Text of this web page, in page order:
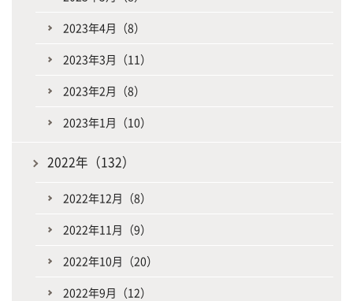
2023年4月（8）
2023年3月（11）
2023年2月（8）
2023年1月（10）
2022年（132）
2022年12月（8）
2022年11月（9）
2022年10月（20）
2022年9月（12）